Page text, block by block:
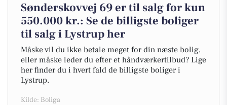
Sønderskovvej 69 er til salg for kun
550.000 kr.: Se de billigste boliger
til salg i Lystrup her
Måske vil du ikke betale meget for din næste bolig,
eller måske leder du efter et håndværkertilbud? Lige
her finder du i hvert fald de billigste boliger i
Lystrup.
Kilde: Boliga